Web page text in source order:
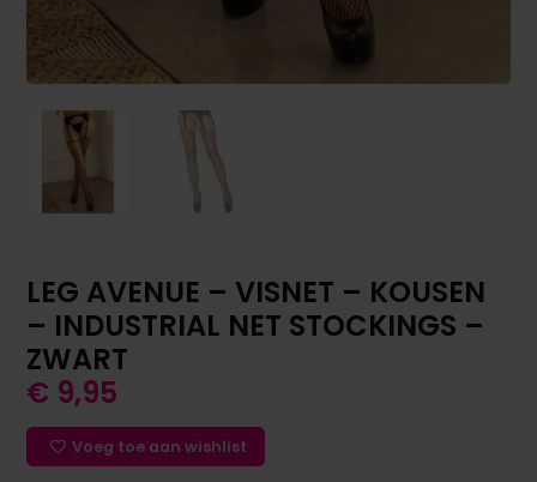
LEG AVENUE – VISNET – KOUSEN
– INDUSTRIAL NET STOCKINGS –
ZWART
€ 9,95
Voeg toe aan wishlist